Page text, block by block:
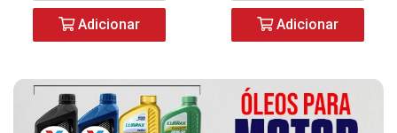
Adicionar Adicionar